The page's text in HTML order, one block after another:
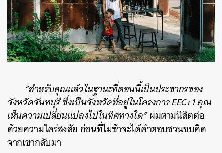
“สำหรับคุณแล้วในฐานะที่ตอนนี้เป็นประชากรของ
จังหวัดจันทบุรี ซึ่งเป็นจังหวัดที่อยู่ในโครงการ EEC+1 คุณ
เห็นความเปลี่ยนแปลงไปในทิศทางใด”ผมตามนิสิตต่อ
ด้วยความใคร่สงสัย ก่อนที่ไม่ช้าจะได้คำตอบชวนขบคิด
จากเขากลับมา